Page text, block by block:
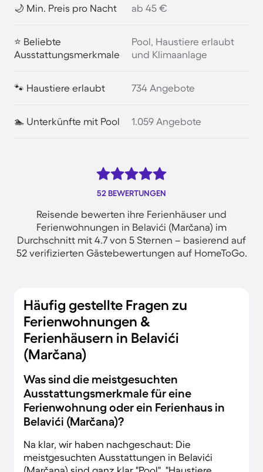
🌙 Min. Preis pro Nacht ab 45 €
⭐ Beliebte
Ausstattungsmerkmale
Pool, Haustiere erlaubt
und Klimaanlage
🐾 Haustiere erlaubt 734 Angebote
🏊 Unterkünfte mit Pool 1.059 Angebote
52 BEWERTUNGEN
Reisende bewerten ihre Ferienhäuser und
Ferienwohnungen in Belavići (Marčana) im
Durchschnitt mit 4.7 von 5 Sternen – basierend auf
52 verifizierten Gästebewertungen auf HomeToGo.
Häufig gestellte Fragen zu
Ferienwohnungen &
Ferienhäusern in Belavići
(Marčana)
Was sind die meistgesuchten
Ausstattungsmerkmale für eine
Ferienwohnung oder ein Ferienhaus in
Belavići (Marčana)?
Na klar, wir haben nachgeschaut: Die
meistgesuchten Ausstattungen in Belavići